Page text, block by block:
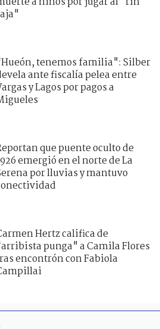
tenemos familia": Silber
ante fiscalía pelea entre
y Lagos por pagos a
que puente oculto de
emergió en el norte de La
por lluvias y mantuvo
Hertz califica de
punga" a Camila Flores
encontrón con Fabiola